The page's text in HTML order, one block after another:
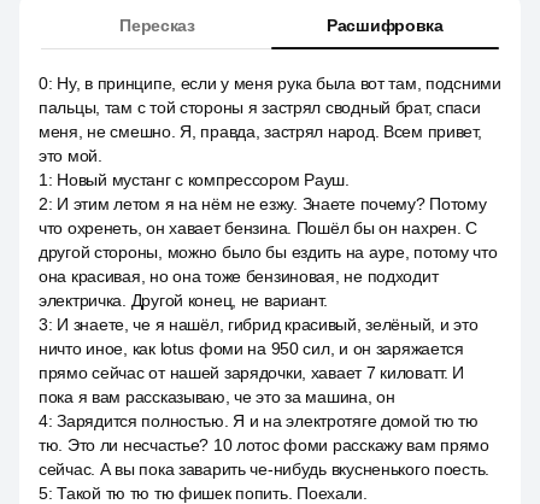
Пересказ Расшифровка
0: Ну, в принципе, если у меня рука была вот там, подсними
пальцы, там с той стороны я застрял сводный брат, спаси
меня, не смешно. Я, правда, застрял народ. Всем привет,
это мой.
1 : Новый мустанг с компрессором Рауш.
2: И этим летом я на нём не езжу. Знаете почему? Потому
что охренеть, он хавает бензина. Пошёл бы он нахрен. С
другой стороны, можно было бы ездить на ауре, потому что
она красивая, но она тоже бензиновая, не подходит
электричка. Другой конец, не вариант.
3: И знаете, че я нашёл, гибрид красивый, зелёный, и это
ничто иное, как lotus фоми на 950 сил, и он заряжается
прямо сейчас от нашей зарядочки, хавает 7 киловатт. И
пока я вам рассказываю, че это за машина, он
4:Зарядится полностью. Я и на электротяге домой тю тю
тю. Это ли несчастье? 10 лотос фоми расскажу вам прямо
сейчас. А вы пока заварить че-нибудь вкусненького поесть.
5:Такой тю тю тю фишек попить. Поехали.